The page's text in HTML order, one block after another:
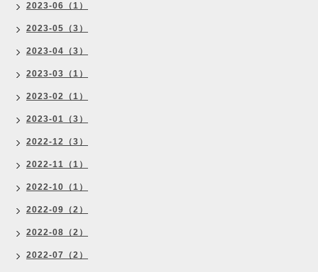
2023-06（1）
2023-05（3）
2023-04（3）
2023-03（1）
2023-02（1）
2023-01（3）
2022-12（3）
2022-11（1）
2022-10（1）
2022-09（2）
2022-08（2）
2022-07（2）